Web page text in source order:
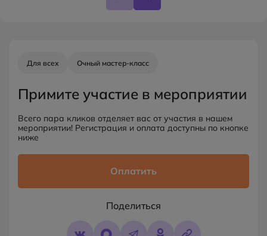
Для всех Очный мастер-класс
Примите участие в мероприятии
Всего пара кликов отделяет вас от участия в нашем
мероприятии! Регистрация и оплата доступны по кнопке
ниже
Оплатить
Поделиться